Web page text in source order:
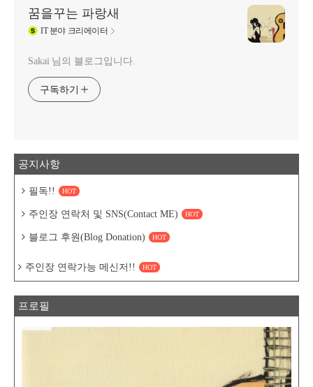
꿈을꾸는 파랑새
IT분야 크리에이터
Sakai 님의 블로그입니다.
구독하기
공지사항
필독!! HOT
주인장 연락처 및 SNS(Contact ME) HOT
블로그 후원(Blog Donation) HOT
주인장 연락가능 메신저!! HOT
프로필